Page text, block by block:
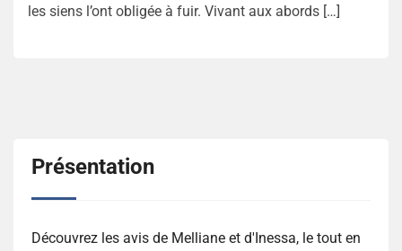
les siens l’ont obligée à fuir. Vivant aux abords […]
Présentation
Découvrez les avis de Melliane et d'Inessa, le tout en